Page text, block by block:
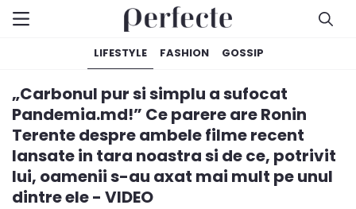
LIFESTYLE FASHION GOSSIP
„Carbonul pur si simplu a sufocat
Pandemia.md!” Ce parere are Ronin
Terente despre ambele filme recent
lansate in tara noastra si de ce, potrivit
lui, oamenii s-au axat mai mult pe unul
dintre ele - VIDEO